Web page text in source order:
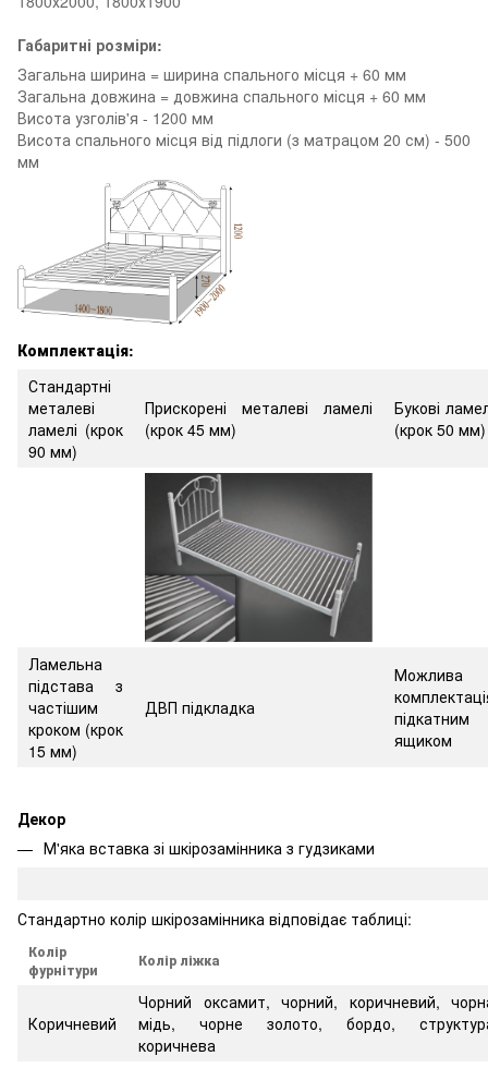
Габаритні розміри:
Загальна ширина = ширина спального місця + 60 мм
Загальна довжина = довжина спального місця + 60 мм
Висота узголів'я - 1200 мм
Висота спального місця від підлоги (з матрацом 20 см) - 500
мм
Комплектація:
Стандартні
металеві
ламелі (крок
90 мм)
Прискорені металеві ламелі
(крок 45 мм)
Букові
(крок 50 мм)
Ламельна
підстава з
частішим
кроком (крок
15 мм)
ДВП підкладка
Можлива
підкатним
ящиком
Декор
М'яка вставка зі шкірозамінника з гудзиками
Стандартно колір шкірозамінника відповідає таблиці:
Колір
фурнітури
Колір ліжка
Коричневий
Чорний оксамит, чорний, коричневий,
мідь, чорне золото, бордо,
коричнева